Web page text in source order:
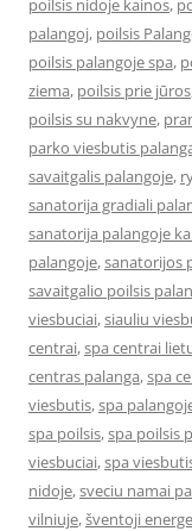
poilsis nidoje kainos,
palangoj, poilsis
poilsis palangoje spa,
ziema, poilsis prie jūros
poilsis su nakvyne,
parko viesbutis
savaitgalis palangoje,
sanatorija gradiali
sanatorija palangoje
palangoje,sanatorijos
savaitgalio poilsis
viesbuciai,siauliu
centrai,spa centrai
centras palanga,spa
viesbutis,spa
spa poilsis,spa poilsis
viesbuciai,spa
nidoje,sveciu namai
vilniuje,šventoji